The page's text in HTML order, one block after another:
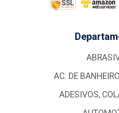
AC. DE
ADESIVOS,